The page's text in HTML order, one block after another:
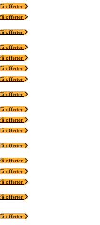
offerter
offerter
offerter
offerter
offerter
offerter
offerter
offerter
offerter
offerter
offerter
offerter
offerter
offerter
offerter
offerter
offerter